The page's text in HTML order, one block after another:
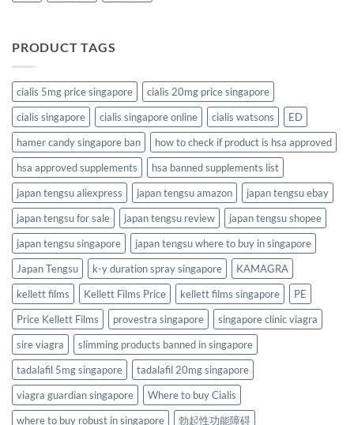
PRODUCT TAGS
cialis 5mg price singapore
cialis 20mg price singapore
cialis singapore
cialis singapore online cialis watsons
ED
hamer candy singapore ban
how to check if product is hsa approved
hsa approved supplements
hsa banned supplements list
japan tengsu aliexpress
japan tengsu amazon
japan tengsu ebay
japan tengsu for sale
japan tengsu review
japan tengsu shopee
japan tengsu singapore
japan tengsu where to buy in singapore
Japan Tengsu
k-y duration spray singapore
KAMAGRA
kellett films
Kellett Films Price kellett films singapore
PE
Price Kellett Films
provestra singapore
singapore clinic viagra
sire viagra
slimming products banned in singapore
tadalafil 5mg singapore
tadalafil 20mg singapore
viagra guardian singapore
Where to buy Cialis
where to buy robust in singapore
勃起性功能障碍